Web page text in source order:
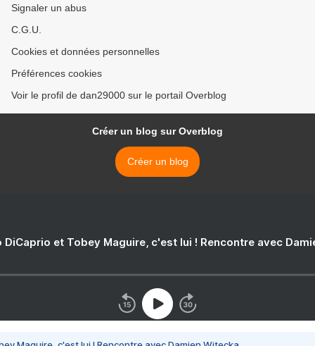
Signaler un abus
C.G.U.
Cookies et données personnelles
Préférences cookies
Voir le profil de dan29000 sur le portail Overblog
Créer un blog sur Overblog
Créer un blog
DiCaprio et Tobey Maguire, c'est lui ! Rencontre avec